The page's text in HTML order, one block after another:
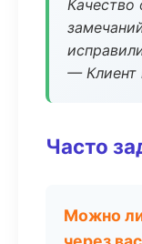
Качество
— Клиент
Часто
Можно